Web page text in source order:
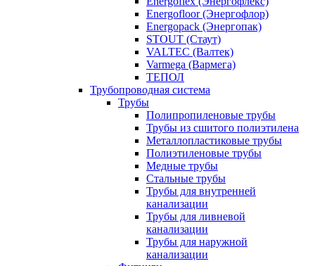
Energofloor (Энергофлор)
Energopack (Энергопак)
STOUT (Стаут)
VALTEC (Валтек)
Varmega (Вармега)
ТЕПОЛ
Трубопроводная система
Трубы
Полипропиленовые трубы
Трубы из сшитого полиэтилена
Металлопластиковые трубы
Полиэтиленовые трубы
Медные трубы
Стальные трубы
Трубы для внутренней
канализации
Трубы для ливневой
канализации
Трубы для наружной
канализации